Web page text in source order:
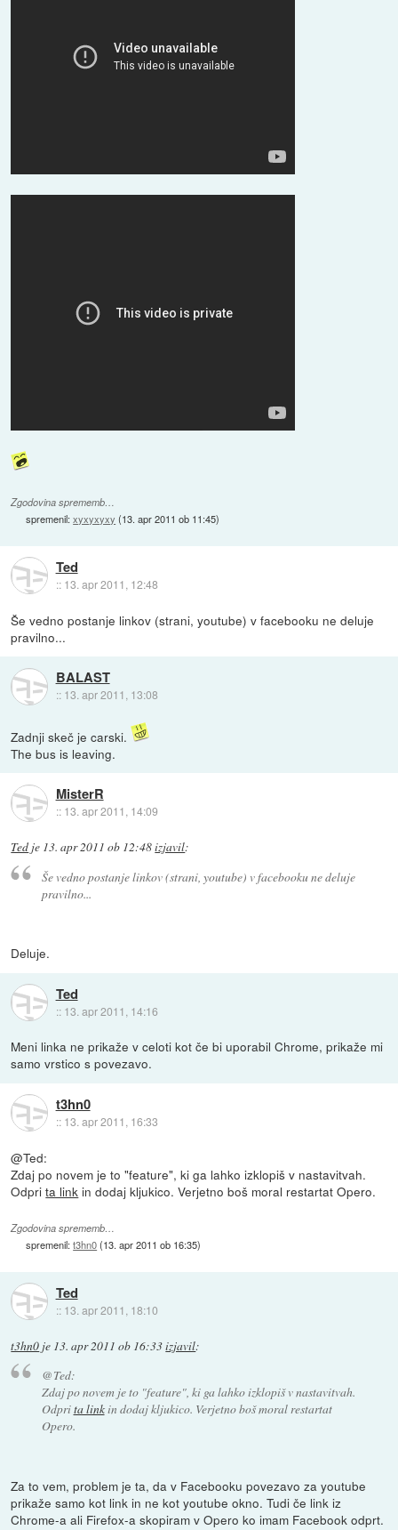
Zgodovina sprememb…
spremenil:xyxyxyxy (13. apr 2011 ob 11:45)
Ted
:: 13. apr 2011, 12:48
Še vedno postanje linkov (strani, youtube) v facebooku ne deluje
pravilno...
BALAST
:: 13. apr 2011, 13:08
Zadnji skeč je carski.
The bus is leaving.
MisterR
:: 13. apr 2011, 14:09
Ted je 13. apr 2011 ob 12:48izjavil:
Še vedno postanje linkov (strani, youtube) v facebooku ne deluje
pravilno...
Deluje.
Ted
:: 13. apr 2011, 14:16
Meni linka ne prikaže v celoti kot če bi uporabil Chrome, prikaže mi
samo vrstico s povezavo.
t3hn0
:: 13. apr 2011, 16:33
@Ted:
Zdaj po novem je to "feature", ki ga lahko izklopiš v nastavitvah.
Odprita link in dodaj kljukico. Verjetno boš moral restartat Opero.
Zgodovina sprememb…
spremenil:t3hn0(13. apr 2011 ob 16:35)
Ted
:: 13. apr 2011, 18:10
t3hn0 je 13. apr 2011 ob 16:33izjavil:
@Ted:
Zdaj po novem je to "feature", ki ga lahko izklopiš v nastavitvah.
Odprita linkin dodaj kljukico. Verjetno boš moral restartat
Opero.
Za to vem, problem je ta, da v Facebooku povezavo za youtube
prikaže samo kot link in ne kot youtube okno. Tudi če link iz
Chrome-a ali Firefox-a skopiram v Opero ko imam Facebook odprt.